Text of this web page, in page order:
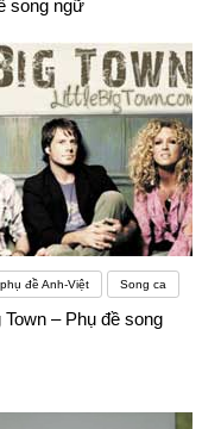
song ngữ
đề Anh-Việt Song ca
– Phụ đề song